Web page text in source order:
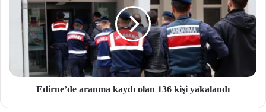
Edirne’de aranma kaydı olan 136 kişi yakalandı